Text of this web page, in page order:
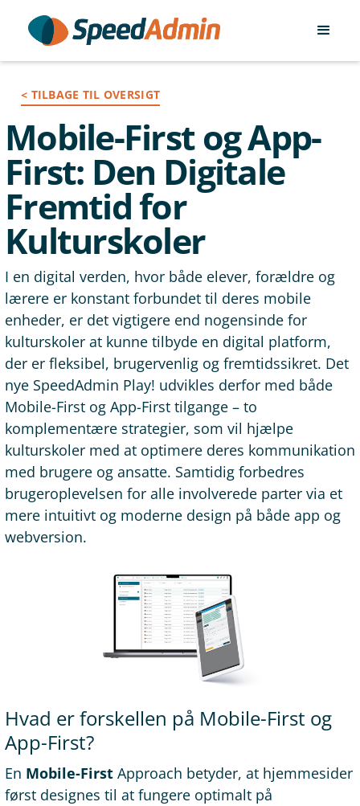
< TILBAGE TIL OVERSIGT
Mobile-First og App-
First: Den Digitale
Fremtid for
Kulturskoler
I en digital verden, hvor både elever, forældre og
lærere er konstant forbundet til deres mobile
enheder, er det vigtigere end nogensinde for
kulturskoler at kunne tilbyde en digital platform,
der er fleksibel, brugervenlig og fremtidssikret. Det
nye SpeedAdmin Play! udvikles derfor med både
Mobile-First og App-First tilgange – to
komplementære strategier, som vil hjælpe
kulturskoler med at optimere deres kommunikation
med brugere og ansatte. Samtidig forbedres
brugeroplevelsen for alle involverede parter via et
mere intuitivt og moderne design på både app og
webversion.
Hvad er forskellen på Mobile-First og
App-First?
En Mobile-First Approach betyder, at hjemmesider
først designes til at fungere optimalt på